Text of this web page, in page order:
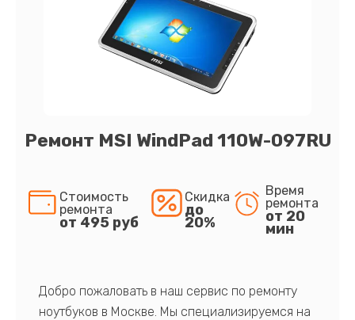
Ремонт MSI WindPad 110W-097RU
Стоимость
ремонта
от 495 руб
Скидка
до
20%
Время
ремонта
от 20
мин
Добро пожаловать в наш сервис по ремонту
ноутбуков в Москве. Мы специализируемся на